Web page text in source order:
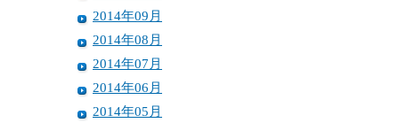
2014年09月
2014年08月
2014年07月
2014年06月
2014年05月